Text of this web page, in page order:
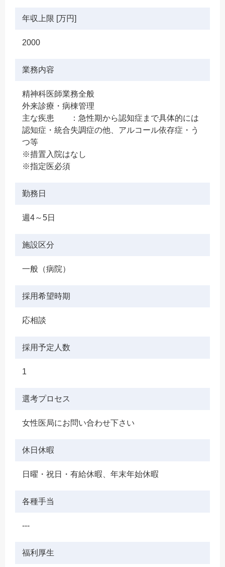
年収上限 [万円]
2000
業務内容
精神科医師業務全般
外来診療・病棟管理
主な疾患 ：急性期から認知症まで具体的には
認知症・統合失調症の他、アルコール依存症・う
つ等
※措置入院はなし
※指定医必須
勤務日
週4～5日
施設区分
一般（病院）
採用希望時期
応相談
採用予定人数
1
選考プロセス
女性医局にお問い合わせ下さい
休日休暇
日曜・祝日・有給休暇、年末年始休暇
各種手当
---
福利厚生